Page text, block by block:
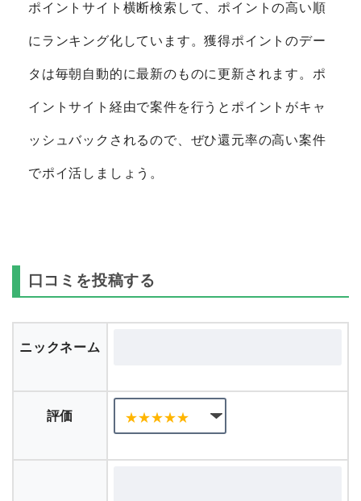
ポイントサイト横断検索して、ポイントの高い順
にランキング化しています。獲得ポイントのデー
タは毎朝自動的に最新のものに更新されます。ポ
イントサイト経由で案件を行うとポイントがキャ
ッシュバックされるので、ぜひ還元率の高い案件
でポイ活しましょう。
口コミを投稿する
ニックネーム
評価